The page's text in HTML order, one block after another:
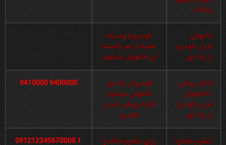
پیامک:
خاموش
کردن خودرو
از راه دور
خودرو یا وسیله
نقلیه از هر فاصله
ای خاموش میشود
اجازه روشن
./خاموش
کردن خودرو
از راه دور
خودرو از راه دور
خاموش میشود
اجازه روشن شدن
خودرو
9400000 9410000
تنظیم شماره
برای تنظیم مالک و